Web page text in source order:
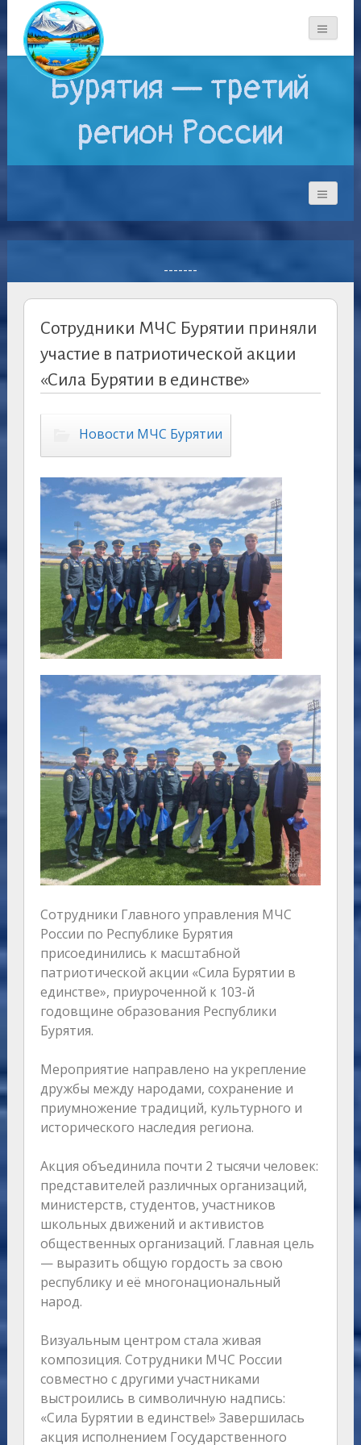
Бурятия — третий
регион России
-------
Сотрудники МЧС Бурятии приняли
участие в патриотической акции
«Сила Бурятии в единстве»
Новости МЧС Бурятии
Сотрудники Главного управления МЧС
России по Республике Бурятия
присоединились к масштабной
патриотической акции «Сила Бурятии в
единстве», приуроченной к 103-й
годовщине образования Республики
Бурятия.
Мероприятие направлено на укрепление
дружбы между народами, сохранение и
приумножение традиций, культурного и
исторического наследия региона.
Акция объединила почти 2 тысячи человек:
представителей различных организаций,
министерств, студентов, участников
школьных движений и активистов
общественных организаций. Главная цель
— выразить общую гордость за свою
республику и её многонациональный
народ.
Визуальным центром стала живая
композиция. Сотрудники МЧС России
совместно с другими участниками
выстроились в символичную надпись:
«Сила Бурятии в единстве!» Завершилась
акция исполнением Государственного